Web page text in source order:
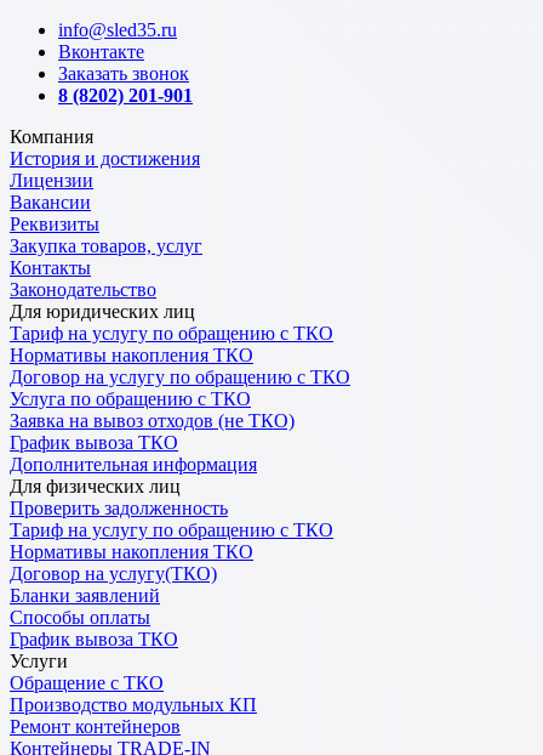
info@sled35.ru
Вконтакте
Заказать звонок
8 (8202) 201-901
Компания
История и достижения
Лицензии
Вакансии
Реквизиты
Закупка товаров, услуг
Контакты
Законодательство
Для юридических лиц
Тариф на услугу по обращению с ТКО
Нормативы накопления ТКО
Договор на услугу по обращению с ТКО
Услуга по обращению с ТКО
Заявка на вывоз отходов (не ТКО)
График вывоза ТКО
Дополнительная информация
Для физических лиц
Проверить задолженность
Тариф на услугу по обращению с ТКО
Нормативы накопления ТКО
Договор на услугу(ТКО)
Бланки заявлений
Способы оплаты
График вывоза ТКО
Услуги
Обращение с ТКО
Производство модульных КП
Ремонт контейнеров
Контейнеры TRADE-IN